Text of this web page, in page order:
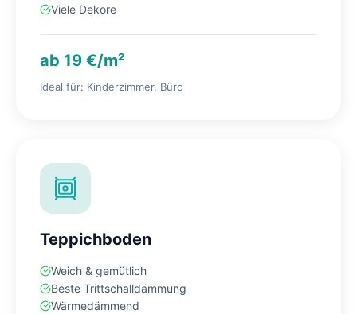
Viele Dekore
ab 19 €/m²
Ideal für: Kinderzimmer, Büro
Teppichboden
Weich & gemütlich
Beste Trittschalldämmung
Wärmedämmend